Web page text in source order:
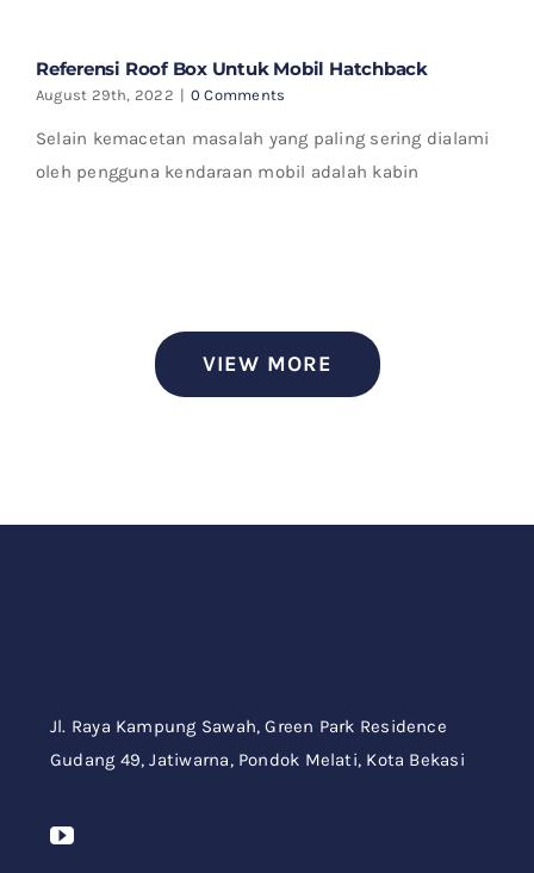
Referensi Roof Box Untuk Mobil Hatchback
August 29th, 2022 | 0 Comments
Selain kemacetan masalah yang paling sering dialami
oleh pengguna kendaraan mobil adalah kabin
VIEW MORE
Jl. Raya Kampung Sawah,Green Park Residence
Gudang 49,Jatiwarna, Pondok Melati, Kota Bekasi